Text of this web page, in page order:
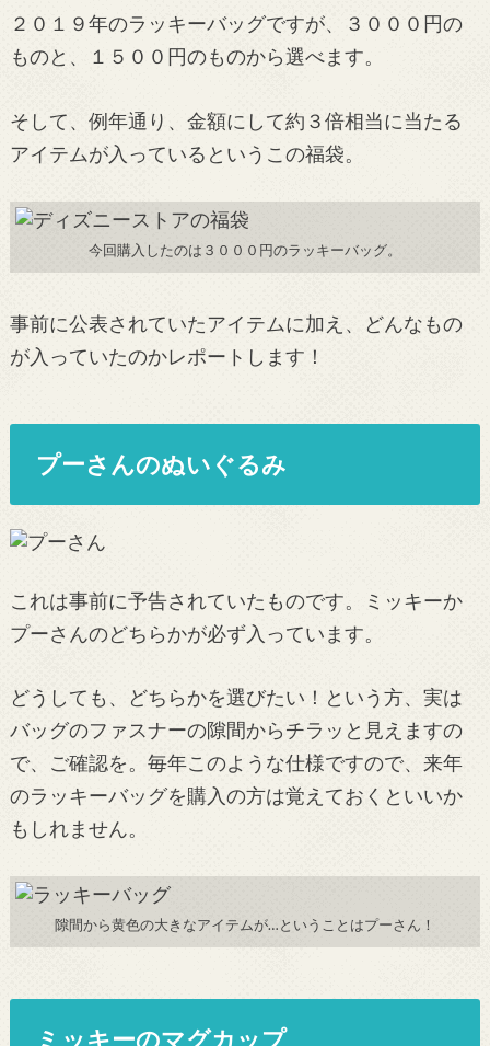
２０１９年のラッキーバッグですが、３０００円の
ものと、１５００円のものから選べます。
そして、例年通り、金額にして約３倍相当に当たる
アイテムが入っているというこの福袋。
今回購入したのは３０００円のラッキーバッグ。
事前に公表されていたアイテムに加え、どんなもの
が入っていたのかレポートします！
プーさんのぬいぐるみ
これは事前に予告されていたものです。ミッキーか
プーさんのどちらかが必ず入っています。
どうしても、どちらかを選びたい！という方、実は
バッグのファスナーの隙間からチラッと見えますの
で、ご確認を。毎年このような仕様ですので、来年
のラッキーバッグを購入の方は覚えておくといいか
もしれません。
隙間から黄色の大きなアイテムが…ということはプーさん！
ミッキーのマグカップ